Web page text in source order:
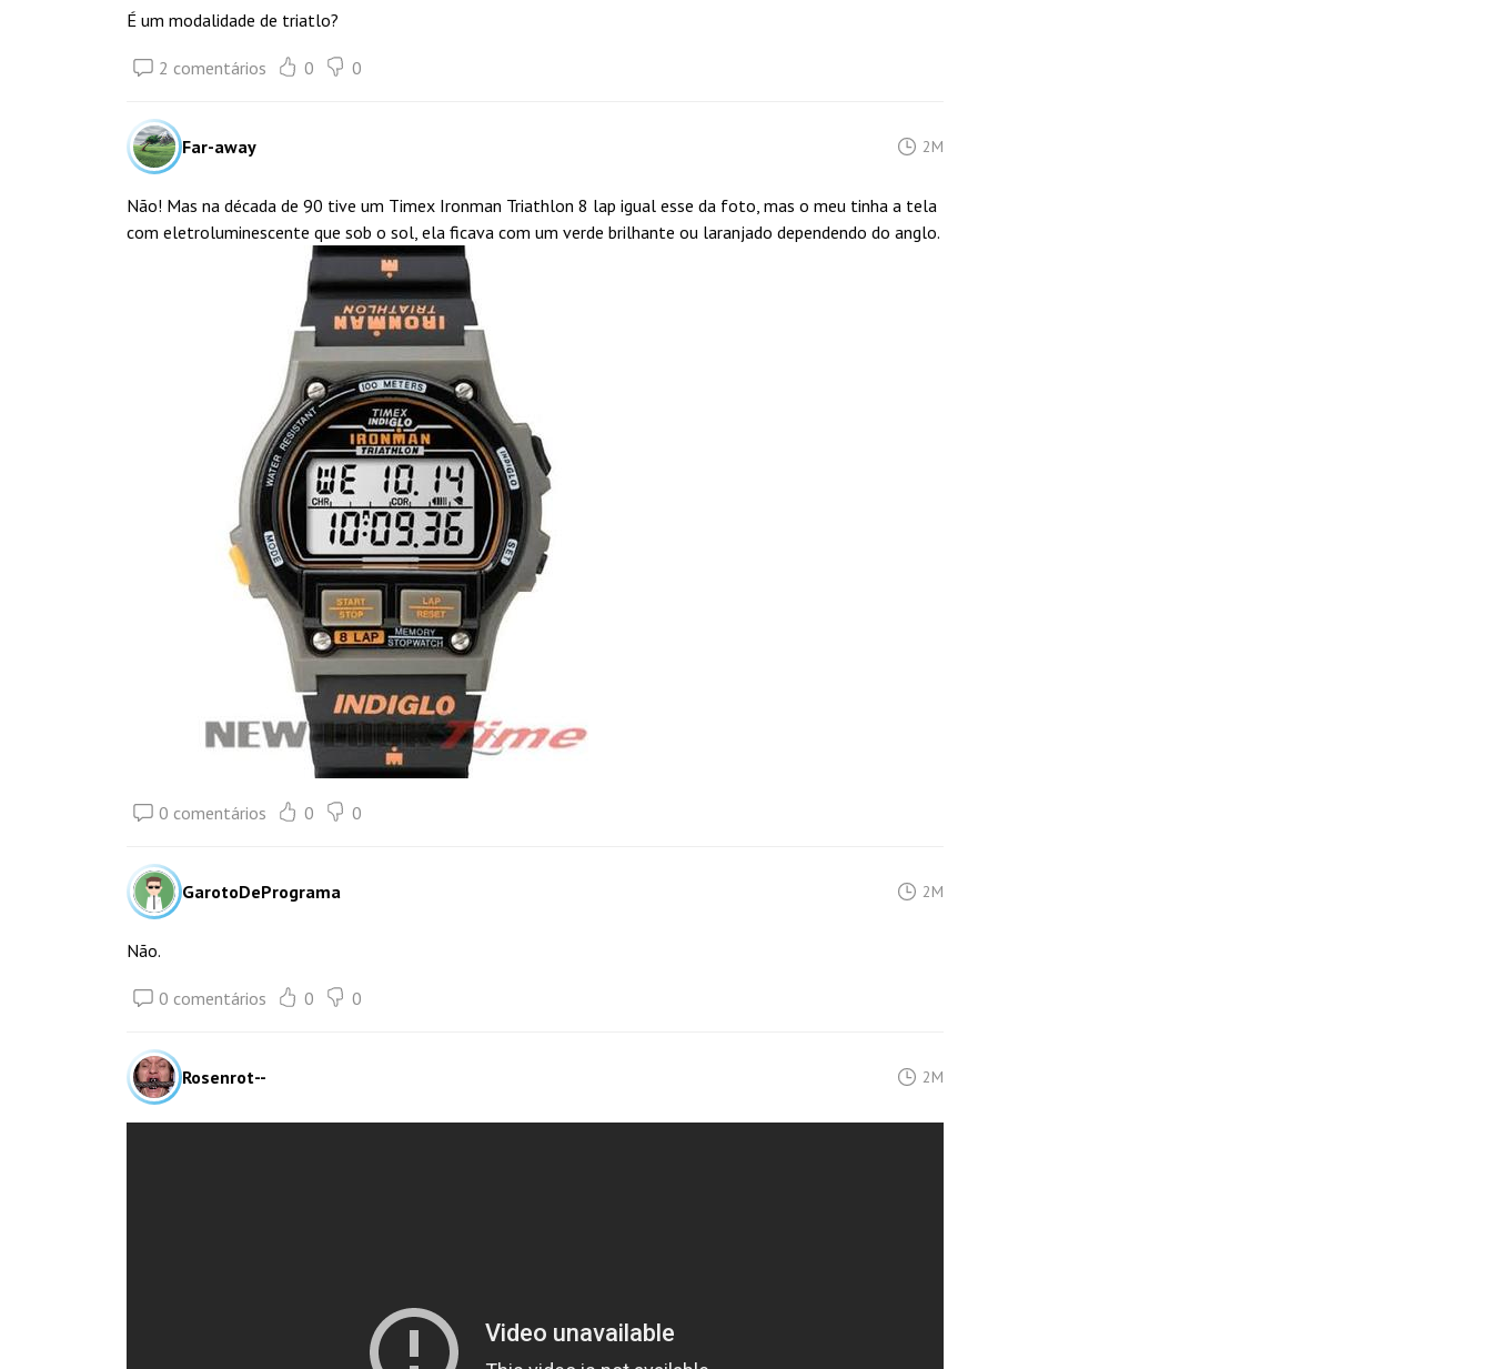
É um modalidade de triatlo?
2 comentários 0 0
Far-away 2M
Não! Mas na década de 90 tive um Timex Ironman Triathlon 8 lap igual esse da foto, mas o meu tinha a tela
com eletroluminescente que sob o sol, ela ficava com um verde brilhante ou laranjado dependendo do anglo.
0 comentários 0 0
GarotoDePrograma 2M
Não.
0 comentários 0 0
Rosenrot-- 2M